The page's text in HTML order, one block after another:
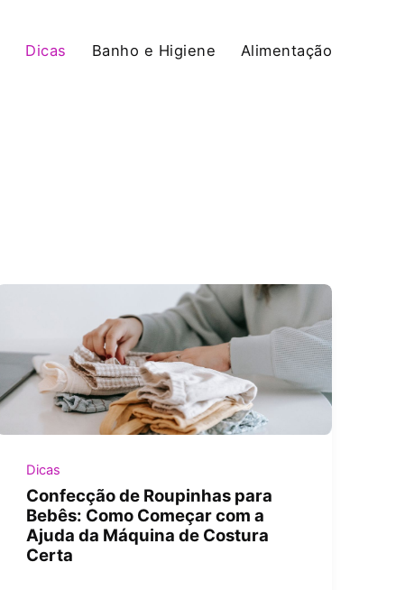
Dicas Banho e Higiene Alimentação
Dicas
Confecção de Roupinhas para
Bebês: Como Começar com a
Ajuda da Máquina de Costura
Certa